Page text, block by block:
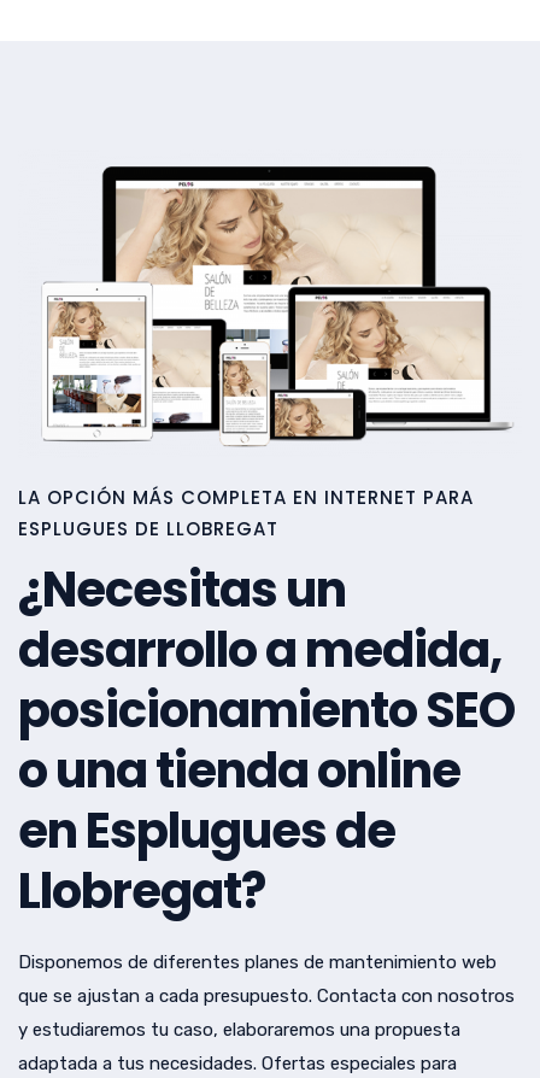
LA OPCIÓN MÁS COMPLETA EN INTERNET PARA
ESPLUGUES DE LLOBREGAT
¿Necesitas un
desarrollo a medida,
posicionamiento SEO
o una tienda online
en Esplugues de
Llobregat?
Disponemos de diferentes planes de mantenimiento web
que se ajustan a cada presupuesto. Contacta con nosotros
y estudiaremos tu caso, elaboraremos una propuesta
adaptada a tus necesidades. Ofertas especiales para